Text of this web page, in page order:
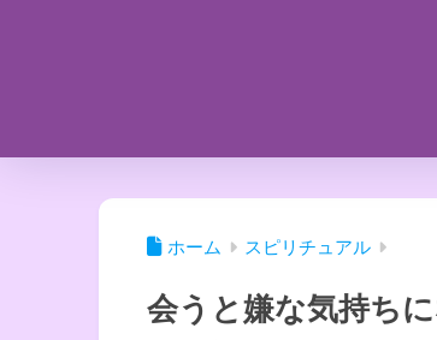
ホーム スピリチュアル
会うと嫌な気持ち